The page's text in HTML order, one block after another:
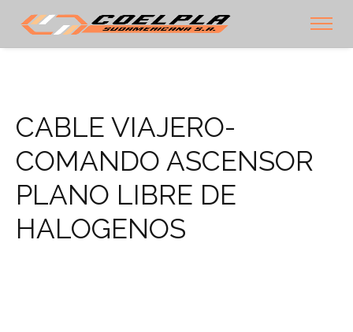
CABLE VIAJERO-
COMANDO ASCENSOR
PLANO LIBRE DE
HALOGENOS